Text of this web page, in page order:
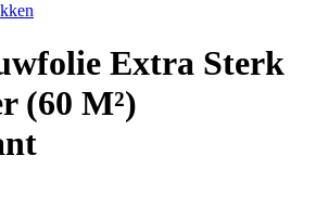
Extra Sterk
(60 M²)